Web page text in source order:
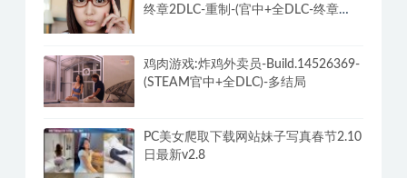
终章2DLC-重制-(官中+全DLC-终章
鸡肉游戏:炸鸡外卖员-Build.14526369-
(STEAM官中+全DLC)-多结局
PC美女爬取下载网站妹子写真春节2.10
日最新v2.8